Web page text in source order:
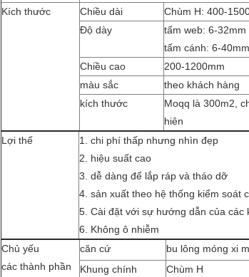
Kích thước
Chiều dài
Chùm H: 400-
Độ dày
tấm web: 6-32mm
tấm cánh: 6-40mm
Chiều cao
200-1200mm
màu sắc
theo khách hàng
kích thước
Moqq là 300m2,
hiên
Lợi thế
1. chi phí thấp nhưng nhìn đẹp
2. hiệu suất cao
3. dễ dàng để lắp ráp và tháo dỡ
4. sản xuất theo hệ thống kiểm soát
5. Cài đặt với sự hướng dẫn của các
6. Không ô nhiễm
Chủ yếu
các thành phần
căn cứ
bu lông móng xi
Khung chính
Chùm H